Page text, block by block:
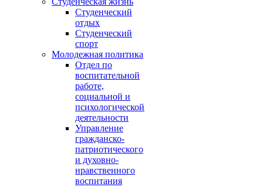
Студенческий
отдых
Студенческий
спорт
Молодежная политика
Отдел по
воспитательной
работе,
социальной и
психологической
деятельности
Управление
гражданско-
патриотического
и духовно-
нравственного
воспитания